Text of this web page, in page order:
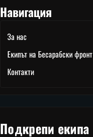
Навигация
За нас
Екипът на Бесарабски фронт
Контакти
Подкрепи екипа